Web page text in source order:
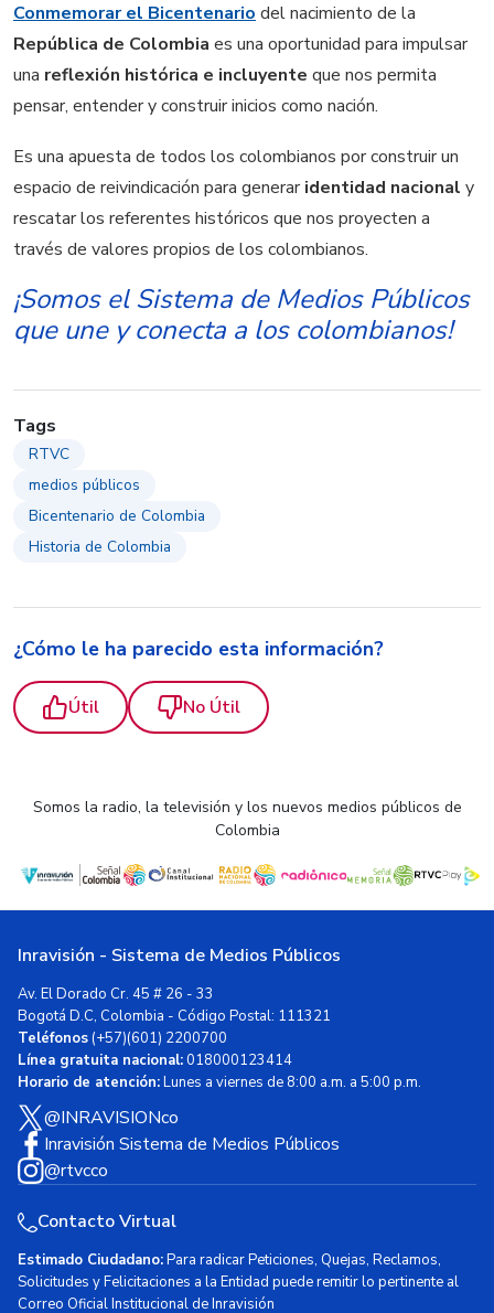
Conmemorar el Bicentenario del nacimiento de la
República de Colombia es una oportunidad para impulsar
una reflexión histórica e incluyente que nos permita
pensar, entender y construir inicios como nación.
Es una apuesta de todos los colombianos por construir un
espacio de reivindicación para generaridentidad nacional y
rescatar los referentes históricos que nos proyecten a
través de valores propios de los colombianos.
¡Somos el Sistema de Medios Públicos
que une y conecta a los colombianos!
Tags
RTVC
medios públicos
Bicentenario de Colombia
Historia de Colombia
¿Cómo le ha parecido esta información?
Útil No Útil
Somos la radio, la televisión y los nuevos medios públicos de
Colombia
Inravisión - Sistema de Medios Públicos
Av. El Dorado Cr. 45 # 26 - 33
Bogotá D.C, Colombia - Código Postal: 111321
Teléfonos(+57)(601) 2200700
Línea gratuita nacional:018000123414
Horario de atención:Lunes a viernes de 8:00 a.m. a 5:00 p.m.
@INRAVISIONco
Inravisión Sistema de Medios Públicos
@rtvcco
Contacto Virtual
Estimado Ciudadano:Para radicar Peticiones, Quejas, Reclamos,
Solicitudes y Felicitaciones a la Entidad puede remitir lo pertinente al
Correo Oficial Institucional de Inravisión